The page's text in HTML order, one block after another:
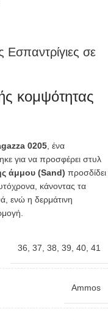
Εσπαντρίγιες σε
κομψότητας
0205, ένα
για να προσφέρει στυλ
άμμου (Sand) προσδίδει
κάνοντας τα
ενώ η δερμάτινη
36, 37, 38, 39, 40, 41
Ammos